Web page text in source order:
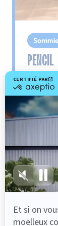
PENCIL
Le
Grâce à
Pencil
lattes,